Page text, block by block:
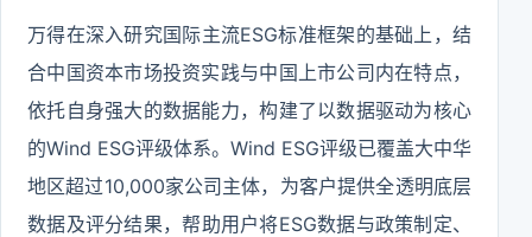
万得在深入研究国际主流ESG标准框架的基础上，结
合中国资本市场投资实践与中国上市公司内在特点，
依托自身强大的数据能力，构建了以数据驱动为核心
的Wind ESG评级体系。Wind ESG评级已覆盖大中华
地区超过10,000家公司主体，为客户提供全透明底层
数据及评分结果，帮助用户将ESG数据与政策制定、